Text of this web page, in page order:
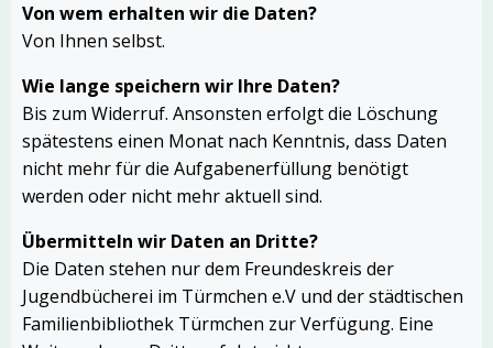
Von wem erhalten wir die Daten?
Von Ihnen selbst.
Wie lange speichern wir Ihre Daten?
Bis zum Widerruf. Ansonsten erfolgt die Löschung
spätestens einen Monat nach Kenntnis, dass Daten
nicht mehr für die Aufgabenerfüllung benötigt
werden oder nicht mehr aktuell sind.
Übermitteln wir Daten an Dritte?
Die Daten stehen nur dem Freundeskreis der
Jugendbücherei im Türmchen e.V und der städtischen
Familienbibliothek Türmchen zur Verfügung. Eine